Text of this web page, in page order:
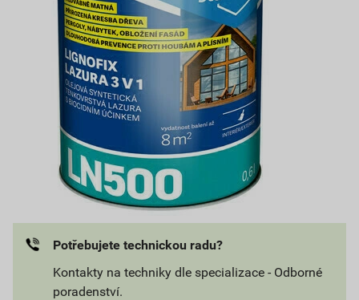
Potřebujete technickou radu?
Kontakty na techniky dle specializace - Odborné
poradenství.